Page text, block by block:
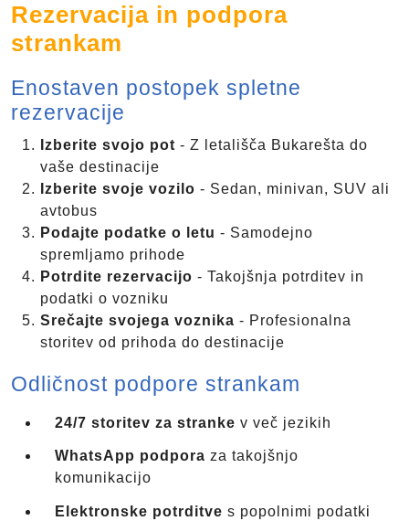
Rezervacija in podpora
strankam
Enostaven postopek spletne
rezervacije
Izberite svojo pot - Z letališča Bukarešta do
vaše destinacije
Izberite svoje vozilo - Sedan, minivan, SUV ali
avtobus
Podajte podatke o letu - Samodejno
spremljamo prihode
Potrdite rezervacijo - Takojšnja potrditev in
podatki o vozniku
Srečajte svojega voznika - Profesionalna
storitev od prihoda do destinacije
Odličnost podpore strankam
24/7 storitev za stranke v več jezikih
WhatsApp podpora za takojšnjo
komunikacijo
Elektronske potrditve s popolnimi podatki